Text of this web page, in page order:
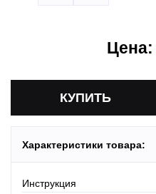
Цена:
Характеристики товара:
Инструкция